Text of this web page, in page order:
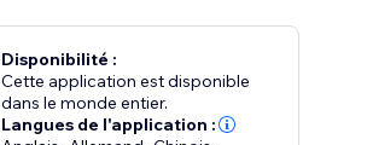
Disponibilité :
Cette application est disponible
dans le monde entier.
Langues de l'application :